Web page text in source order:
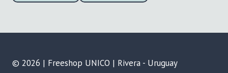
© 2026 | Freeshop UNICO | Rivera - Uruguay